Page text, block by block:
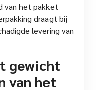
van het pakket
draagt bij
levering van
gewicht
van het